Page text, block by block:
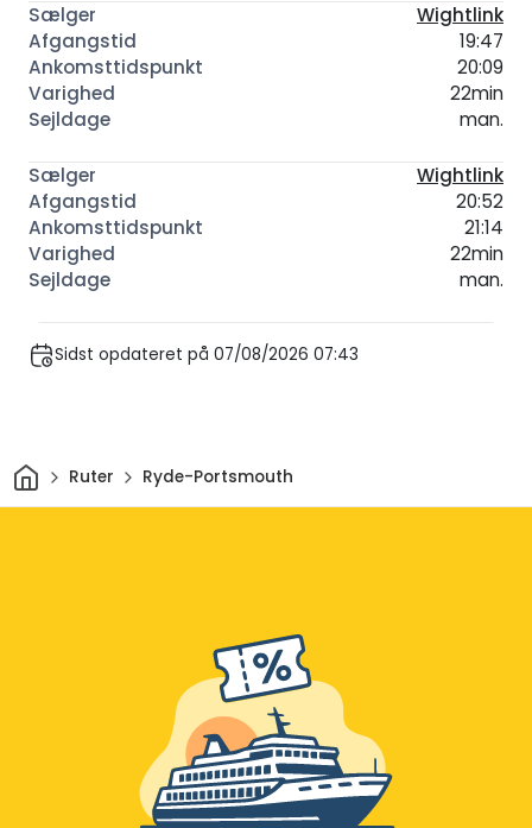
Wightlink
19:47
20:09
22min
man.
Wightlink
20:52
21:14
22min
man.
Sidst opdateret på 07/08/2026 07:43
HjemRuter Ryde-Portsmouth